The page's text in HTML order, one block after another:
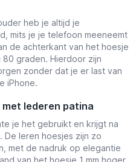
heb je altijd je
mits je je telefoon meeneemt
de achterkant van het hoesje
graden. Hierdoor zijn
zonder dat je er last van
iPhone.
met lederen patina
je het gebruikt en krijgt na
De leren hoesjes zijn zo
met de nadruk op elegantie
van het hoesje 1 mm hoger